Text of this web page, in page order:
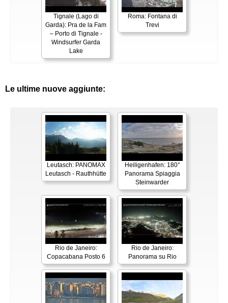
Tignale (Lago di
Garda): Pra de la Fam
– Porto di Tignale -
Windsurfer Garda
Lake
Roma: Fontana di
Trevi
Le ultime nuove aggiunte:
Leutasch: PANOMAX
Leutasch - Rauthhütte
Heiligenhafen: 180°
Panorama Spiaggia
Steinwarder
Rio de Janeiro:
Copacabana Posto 6
Rio de Janeiro:
Panorama su Rio